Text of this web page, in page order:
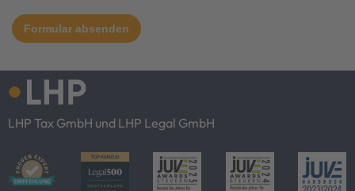
LHP Tax GmbH und LHP Legal GmbH